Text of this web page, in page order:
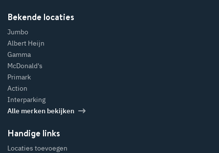
Bekende locaties
Jumbo
Albert Heijn
Gamma
McDonald's
Primark
Action
Interparking
Alle merken bekijken
Handige links
Locaties toevoegen